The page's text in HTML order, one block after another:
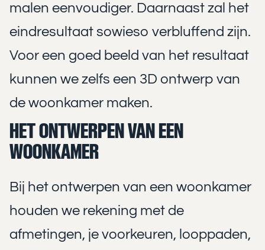
malen eenvoudiger. Daarnaast zal het
eindresultaat sowieso verbluffend zijn.
Voor een goed beeld van het resultaat
kunnen we zelfs een 3D ontwerp van
de woonkamer maken.
HET ONTWERPEN VAN EEN
WOONKAMER
Bij het ontwerpen van een woonkamer
houden we rekening met de
afmetingen, je voorkeuren, looppaden,